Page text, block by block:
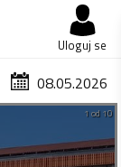
Uloguj se
08.05.2026
1 od 10